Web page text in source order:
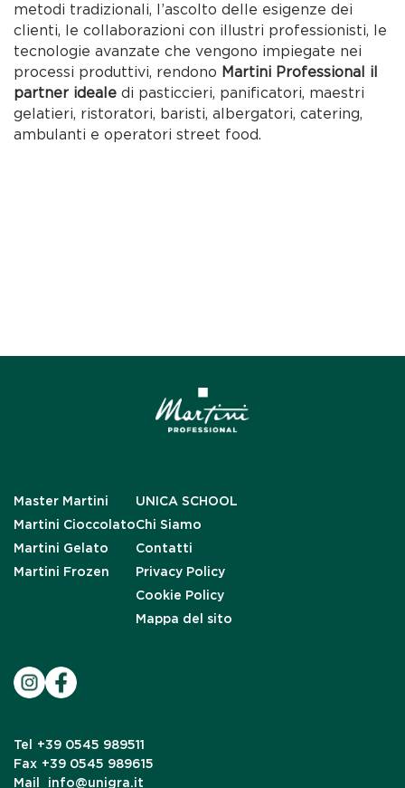
metodi tradizionali, l’ascolto delle esigenze dei
clienti, le collaborazioni con illustri professionisti, le
tecnologie avanzate che vengono impiegate nei
processi produttivi, rendono Martini Professional il
partner ideale di pasticcieri, panificatori, maestri
gelatieri, ristoratori, baristi, albergatori, catering,
ambulanti e operatori street food.
Master Martini
Martini Cioccolato
Martini Gelato
Martini Frozen
UNICA SCHOOL
Chi Siamo
Contatti
Privacy Policy
Cookie Policy
Mappa del sito
Tel
+39 0545 989511
Fax +39 0545 989615
Mail
info@unigra.it